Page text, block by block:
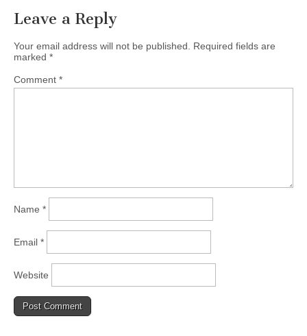
Leave a Reply
Your email address will not be published. Required fields are
marked *
Comment *
Name *
Email *
Website